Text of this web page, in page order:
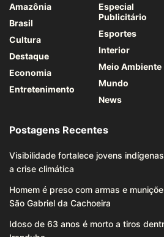
Amazônia
Brasil
Cultura
Destaque
Economia
Entretenimento
Especial
Publicitário
Esportes
Interior
Meio Ambiente
Mundo
News
Postagens Recentes
Visibilidade fortalece jovens
a crise climática
Homem é preso com armas e
São Gabriel da Cachoeira
Idoso de 63 anos é morto a tiros